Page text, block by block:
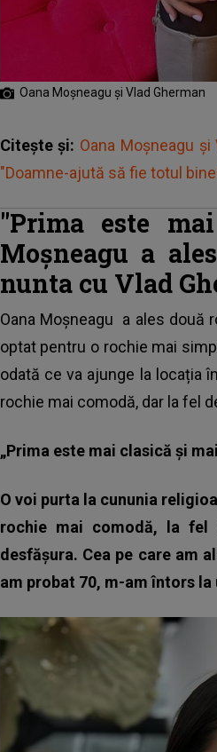
Oana Moșneagu și Vlad Gherman
Citește și: Oana Moșneagu
"Doamne-ajută să fie totul
"Prima este
Moșneagu a
nunta cu Vlad
Oana Moșneagu a ales două
optat pentru o rochie mai
odată ce va ajunge la locația
rochie mai comodă, dar la fel
„Prima este mai clasică și
O voi purta la cununia
rochie mai comodă, la fel
desfășura. Cea pe care am
am probat 70, m-am întors